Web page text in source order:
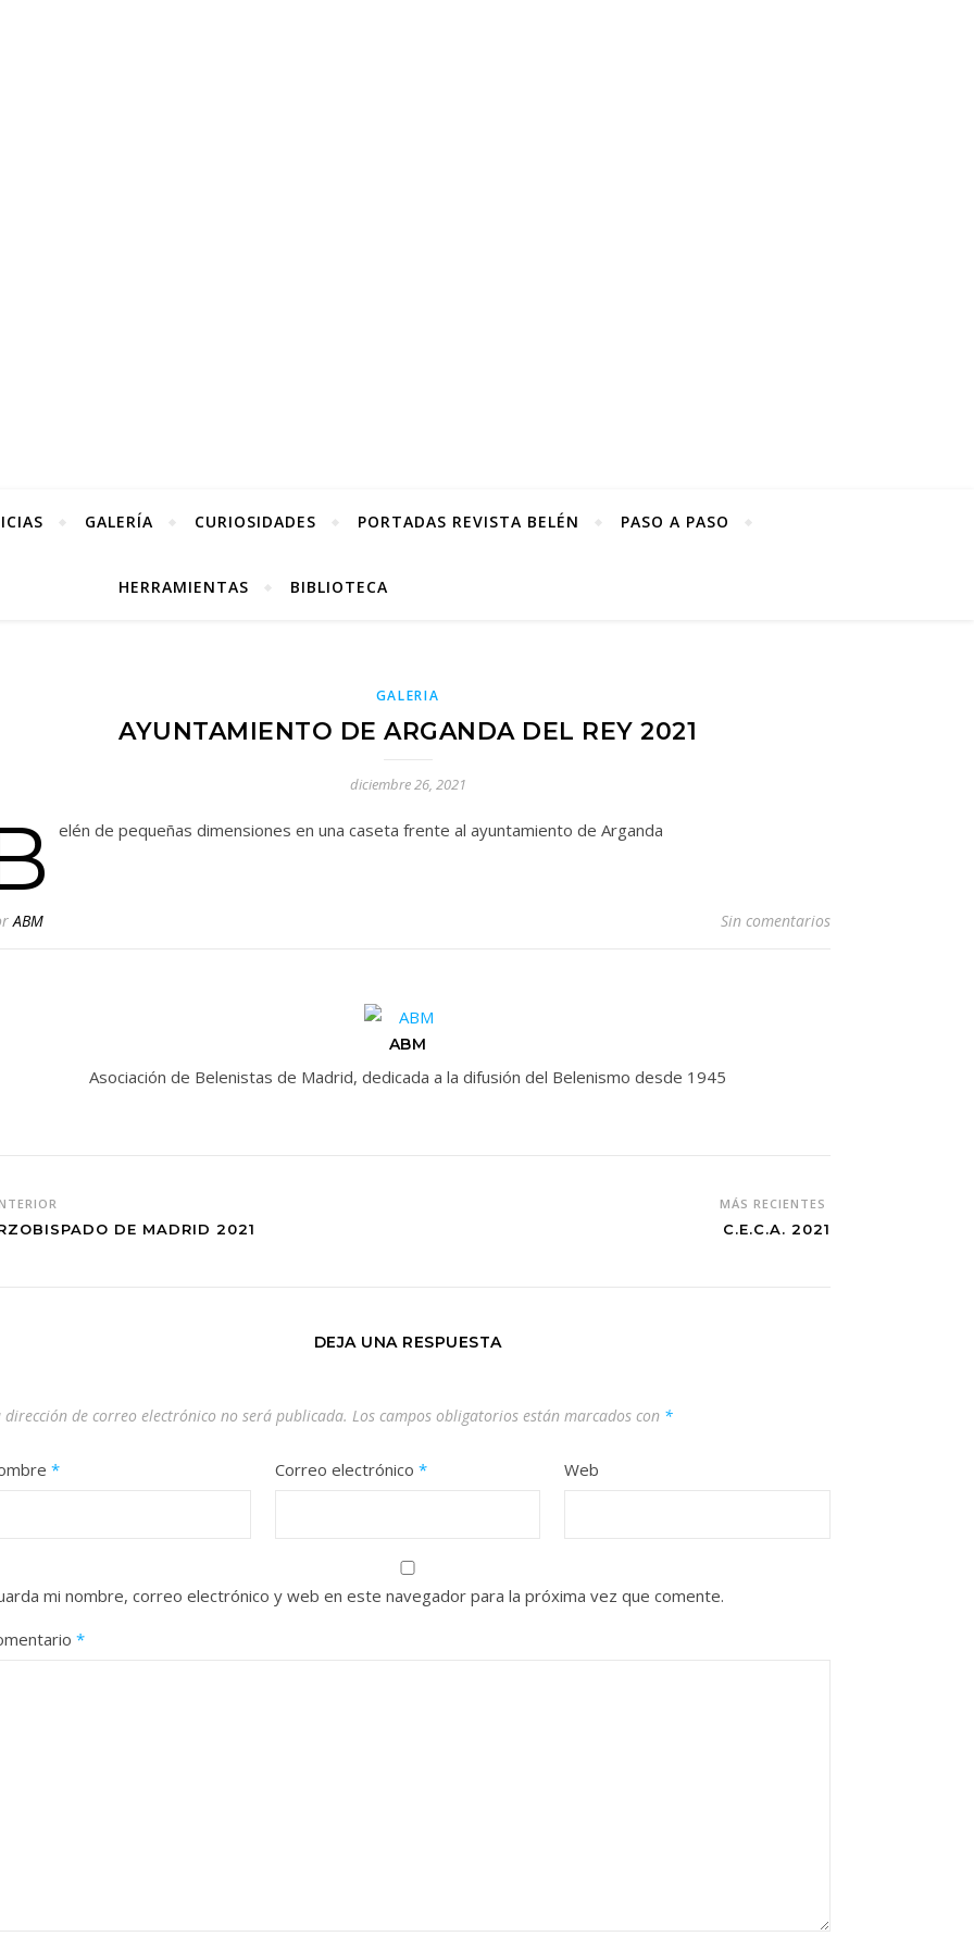
GALERÍA CURIOSIDADES PORTADAS REVISTA BELÉN PASO A PASO
HERRAMIENTAS BIBLIOTECA
GALERIA
AYUNTAMIENTO DE ARGANDA DEL REY 2021
diciembre 26, 2021
elén de pequeñas dimensiones en una caseta frente al ayuntamiento de Arganda
ABM Sin comentarios
ABM
Asociación de Belenistas de Madrid, dedicada a la difusión del Belenismo desde 1945
DE MADRID 2021
MÁS RECIENTES
C.E.C.A. 2021
DEJA UNA RESPUESTA
dirección de correo electrónico no será publicada. Los campos obligatorios están marcados con *
* Correo electrónico * Web
mi nombre, correo electrónico y web en este navegador para la próxima vez que comente.
*